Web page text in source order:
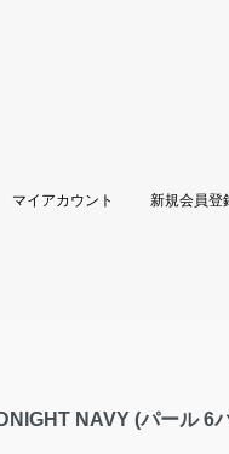
マイアカウント 新規会員登
NAVY (パール 6